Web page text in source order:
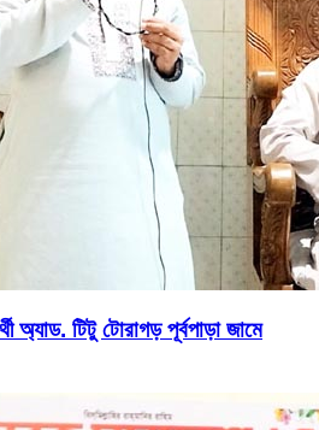
অ্যাড. টিটু টোরাগড় পূর্বপাড়া জামে